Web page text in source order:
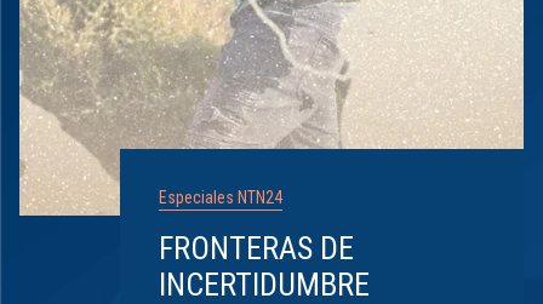
Especiales NTN24
FRONTERAS DE
INCERTIDUMBRE